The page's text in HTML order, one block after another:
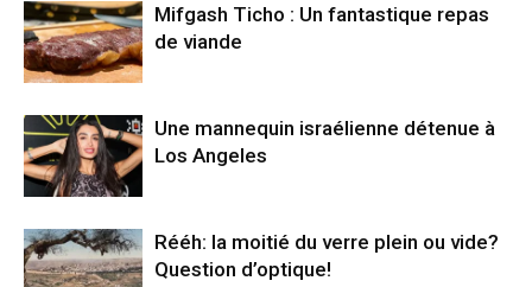
Mifgash Ticho : Un fantastique repas
de viande
Une mannequin israélienne détenue à
Los Angeles
Rééh: la moitié du verre plein ou vide?
Question d’optique!